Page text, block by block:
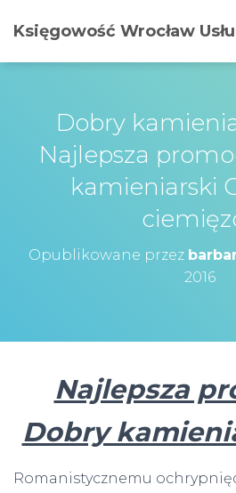
Księgowość Wrocław
Dobry
Najlepsza
kamieniarski
Opublikowane przez
2016
Najlepsza
Dobry
Romanistycznemu